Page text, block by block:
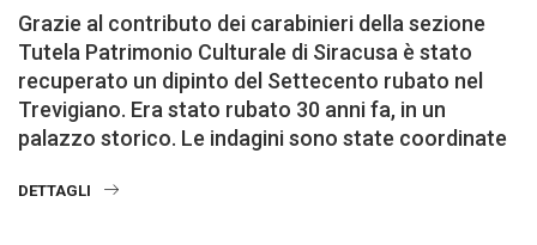
Grazie al contributo dei carabinieri della sezione
Tutela Patrimonio Culturale di Siracusa è stato
recuperato un dipinto del Settecento rubato nel
Trevigiano. Era stato rubato 30 anni fa, in un
palazzo storico. Le indagini sono state coordinate
DETTAGLI